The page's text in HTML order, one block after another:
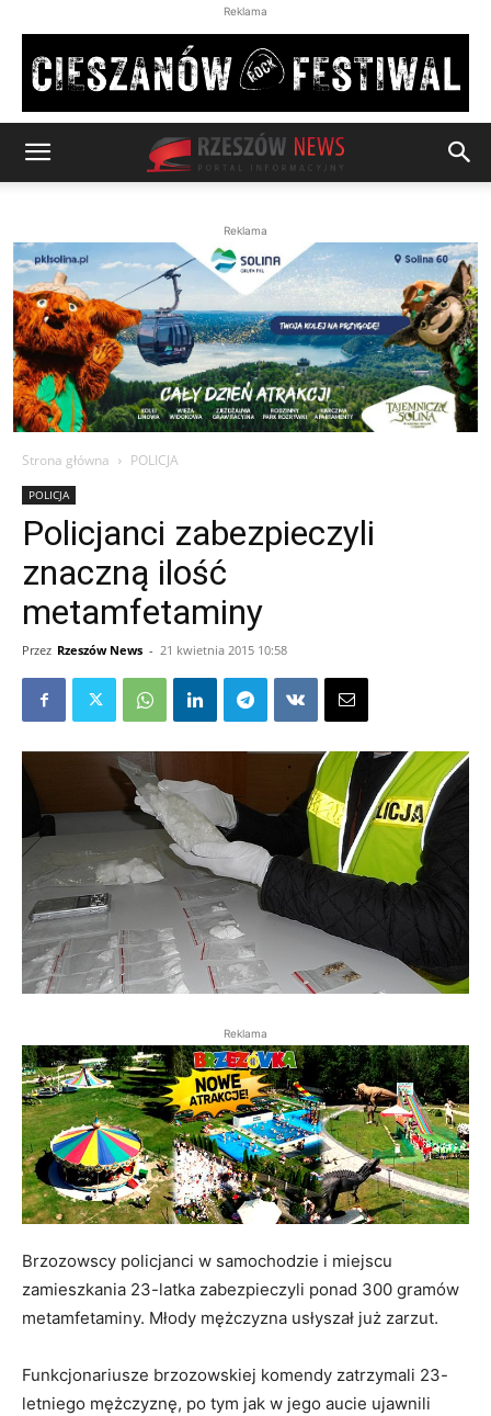
Reklama
Reklama
Strona główna POLICJA
POLICJA
Policjanci zabezpieczyli
znaczną ilość
metamfetaminy
Przez Rzeszów News - 21 kwietnia 2015 10:58
Reklama
Brzozowscy policjanci w samochodzie i miejscu
zamieszkania 23-latka zabezpieczyli ponad 300 gramów
metamfetaminy. Młody mężczyzna usłyszał już zarzut.
Funkcjonariusze brzozowskiej komendy zatrzymali 23-
letniego mężczyznę, po tym jak w jego aucie ujawnili